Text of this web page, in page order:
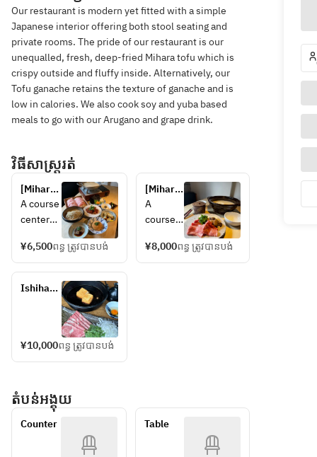
Our restaurant is modern yet fitted with a simple
Japanese interior offering both stool seating and
private rooms. The pride of our restaurant is our
unequalled, fresh, deep-fried Mihara tofu which is
crispy outside and fluffy inside. Alternatively, our
Tofu ganache retains the texture of ganache and is
low in calories. We also cook soy and yuba based
meals to go with our Arugano and grape drink.
វិធីសាស្រ្តរត់
[Mihara
Tofu
Shop]
Pork
Soy Milk
Hot Pot
Course
A course
centered
Mihara
Tofu
Shop's
with 8 to
9 dishes
seasonal
ingredie
¥6,500ពន្ធ ត្រូវបានបង់
[Mihara
Tofu
Shop]
beef
and soy
A
course
d
around
dishes
using
¥8,000ពន្ធ ត្រូវបានបង់
Ishihara
¥10,000ពន្ធ ត្រូវបានបង់
តំបន់អង្គុយ
Counter Table